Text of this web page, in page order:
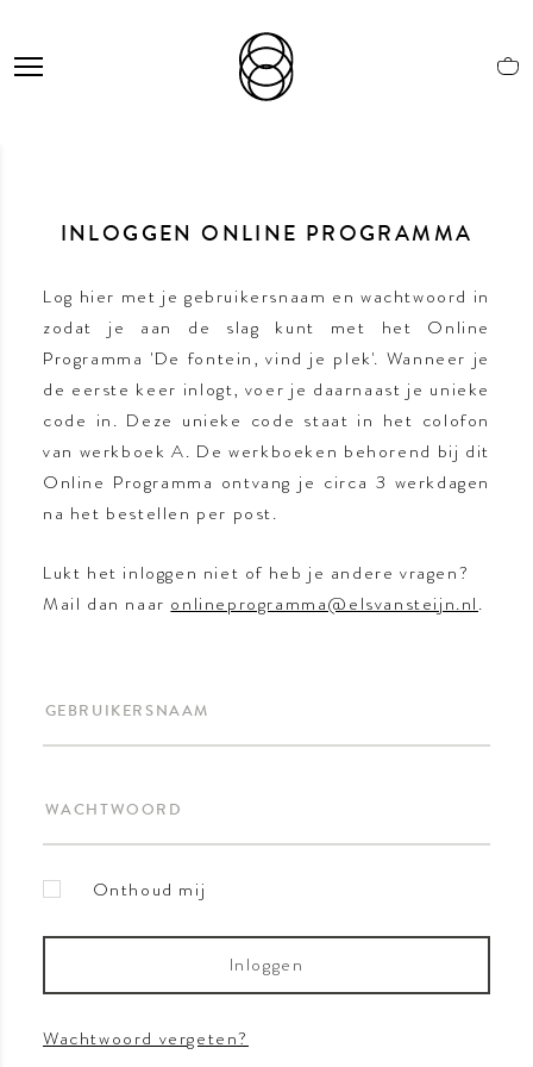
INLOGGEN ONLINE PROGRAMMA
Log hier met je gebruikersnaam en wachtwoord in
zodat je aan de slag kunt met het Online
Programma 'De fontein, vind je plek'. Wanneer je
de eerste keer inlogt, voer je daarnaast je unieke
code in. Deze unieke code staat in het colofon
van werkboek A. De werkboeken behorend bij dit
Online Programma ontvang je circa 3 werkdagen
na het bestellen per post.
Lukt het inloggen niet of heb je andere vragen?
Mail dan naar onlineprogramma@elsvansteijn.nl.
GEBRUIKERSNAAM
WACHTWOORD
Onthoud mij
Inloggen
Wachtwoord vergeten?